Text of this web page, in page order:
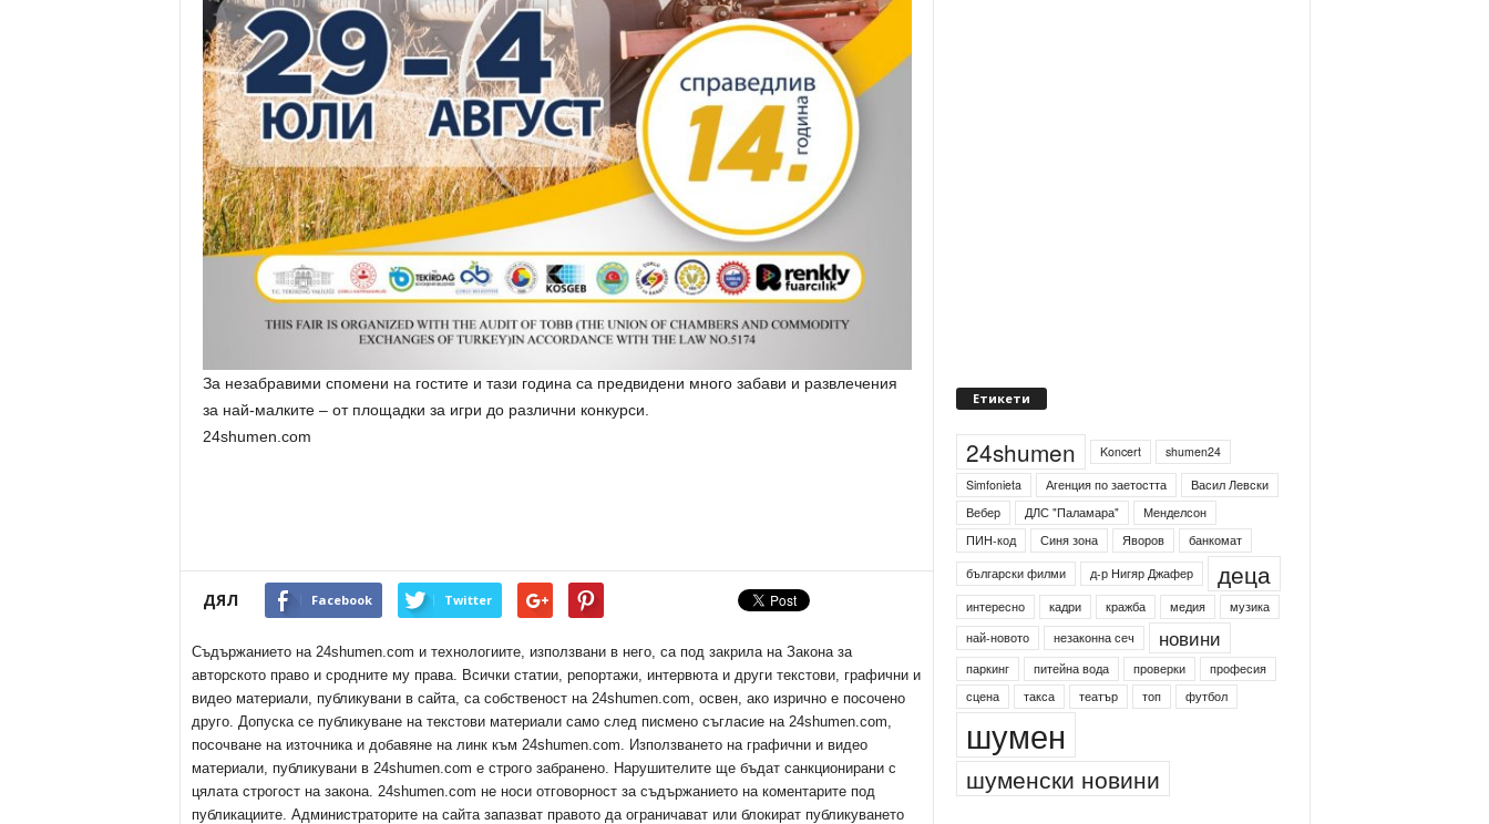
За незабравими спомени на гостите и тази година са предвидени много забави и развлечения
за най-малките – от площадки за игри до различни конкурси.
24shumen.com
ДЯЛ Facebook Twitter
Съдържанието на 24shumen.com и технологиите, използвани в него, са под закрила на Закона за
авторското право и сродните му права. Всички статии, репортажи, интервюта и други текстови, графични и
видео материали, публикувани в сайта, са собственост на 24shumen.com, освен, ако изрично е посочено
друго. Допуска се публикуване на текстови материали само след писмено съгласие на 24shumen.com,
посочване на източника и добавяне на линк към 24shumen.com. Използването на графични и видео
материали, публикувани в 24shumen.com е строго забранено. Нарушителите ще бъдат санкционирани с
цялата строгост на закона. 24shumen.com не носи отговорност за съдържанието на коментарите под
публикациите. Администраторите на сайта запазват правото да ограничават или блокират публикуването
Етикети
24shumen Koncert
shumen24
Simfonieta
Агенция по заетостта
Васил Левски
Вебер
ДЛС "Паламара"
Менделсон
ПИН-код
Синя зона Яворов
банкомат
български филми
д-р Нигяр Джафер деца
интересно кадри кражба медия
музика
най-новото
незаконна сеч новини
паркинг питейна вода проверки
професия
сцена
такса театър топ футбол
шумен
шуменски новини